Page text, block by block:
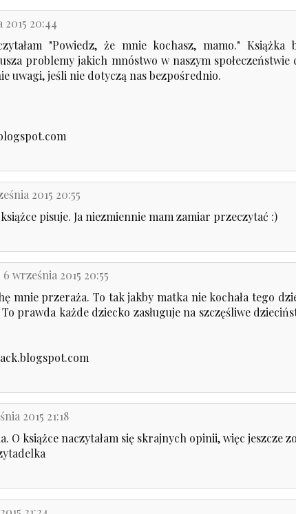
20:44
"Powiedz, że mnie kochasz, mamo." Książka
problemy jakich mnóstwo w naszym społeczeństwie
uwagi, jeśli nie dotyczą nas bezpośrednio.
2015 20:55
pisuje. Ja niezmiennie mam zamiar przeczytać :)
6 września 2015 20:55
mnie przeraża. To tak jakby matka nie kochała tego
prawda każde dziecko zasługuje na szczęśliwe
2015 21:18
O książce naczytałam się skrajnych opinii, więc jeszcze